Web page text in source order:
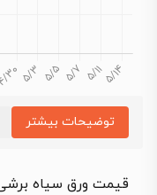
توضیحات بیشتر